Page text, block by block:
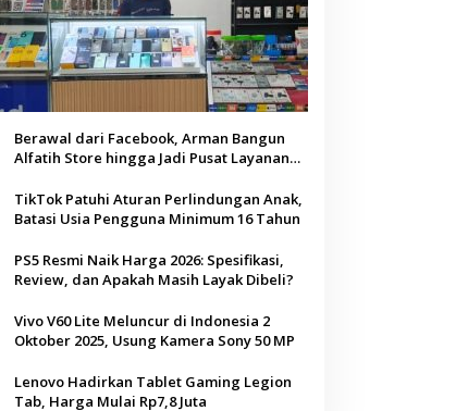
Berawal dari Facebook, Arman Bangun
Alfatih Store hingga Jadi Pusat Layanan
TikTok Patuhi Aturan Perlindungan Anak,
Batasi Usia Pengguna Minimum 16 Tahun
PS5 Resmi Naik Harga 2026: Spesifikasi,
Review, dan Apakah Masih Layak Dibeli?
Vivo V60 Lite Meluncur di Indonesia 2
Oktober 2025, Usung Kamera Sony 50 MP
Lenovo Hadirkan Tablet Gaming Legion
Tab, Harga Mulai Rp7,8 Juta